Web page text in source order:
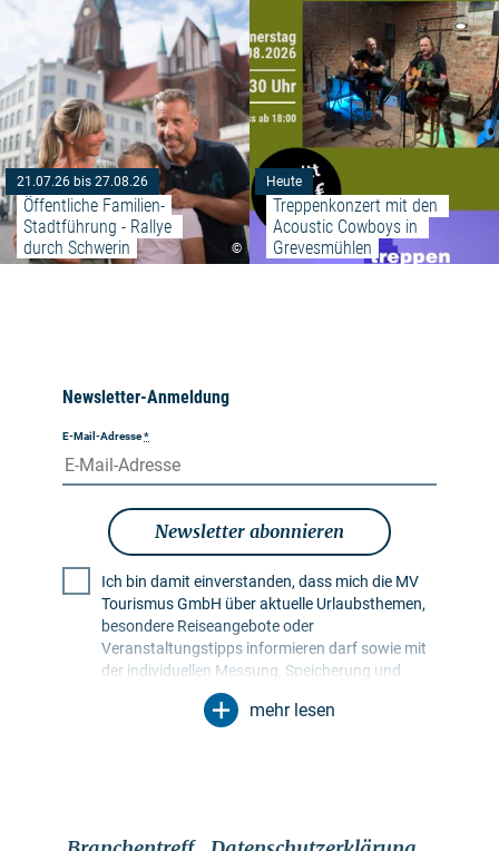
©
21.07.26 bis 27.08.26
Öffentliche Familien-
Stadtführung - Rallye
durch Schwerin
Heute
Treppenkonzert mit den
Acoustic Cowboys in
Grevesmühlen
Newsletter-Anmeldung
E-Mail-Adresse*
Newsletter abonnieren
Ich bin damit einverstanden, dass mich die MV
Tourismus GmbH über aktuelle Urlaubsthemen,
besondere Reiseangebote oder
Veranstaltungstipps informieren darf sowie mit
der individuellen Messung, Speicherung und
Auswertung von Öffnungs- und Klickraten in
Empfängerprofilen zu Zwecken der Gestaltung
mehr lesen